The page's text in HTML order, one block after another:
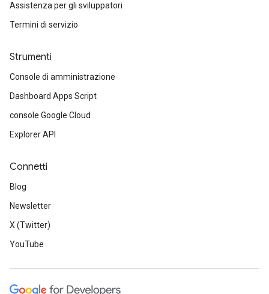
Assistenza per gli sviluppatori
Termini di servizio
Strumenti
Console di amministrazione
Dashboard Apps Script
console Google Cloud
Explorer API
Connetti
Blog
Newsletter
X (Twitter)
YouTube